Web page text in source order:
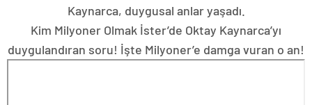
Kaynarca, duygusal anlar yaşadı.
Kim Milyoner Olmak İster’de Oktay Kaynarca’yı
duygulandıran soru! İşte Milyoner’e damga vuran o an!